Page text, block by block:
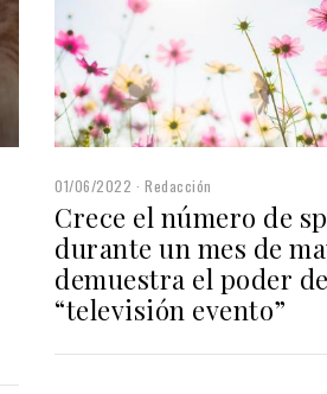
01/06/2022 Redacción
Crece el número de
durante un mes de
demuestra el poder
“televisión evento”